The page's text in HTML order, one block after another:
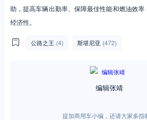
助，提高车辆出勤率、保障最佳性能和燃油效
经济性。
公路之王 (4) 斯堪尼亚 (472)
编辑张靖
提加商用车小编，还请大家多指